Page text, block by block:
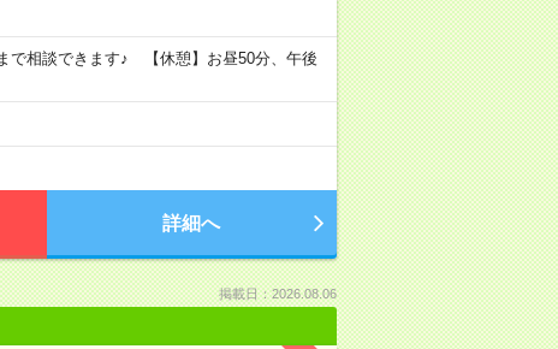
相談できます♪ 【休憩】お昼50分、午後
詳細へ
掲載日：2026.08.06